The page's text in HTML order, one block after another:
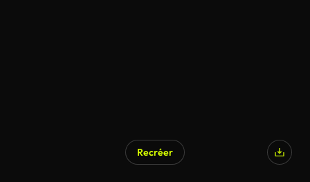
Recréer